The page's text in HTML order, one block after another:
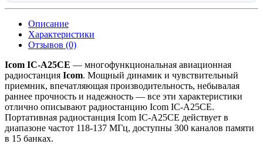
Описание
Характеристики
Отзывов (0)
Icom IC-A25CE — многофункциональная авиационная
радиостанция Icom. Мощный динамик и чувствительный
приемник, впечатляющая производительность, небывалая
раннее прочность и надежность — все эти характеристики
отлично описывают радиостанцию Icom IC-A25CE.
Портативная радиостанция Icom IC-A25CE действует в
диапазоне частот 118-137 МГц, доступны 300 каналов памяти
в 15 банках.